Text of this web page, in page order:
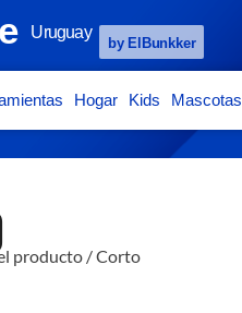
Uruguay
by ElBunkker
Hogar Kids Mascotas
producto / Corto